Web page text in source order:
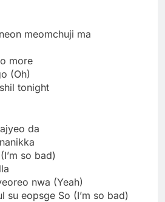
meomchuji ma
more
(Oh)
tonight
da
so bad)
nwa (Yeah)
su eopsge So (I’m so bad)